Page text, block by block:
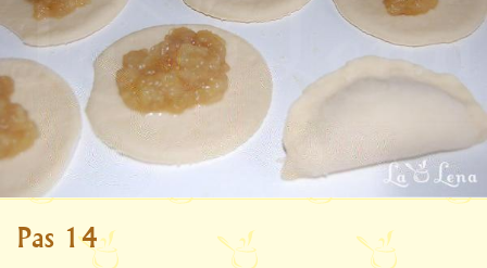
Pas 14